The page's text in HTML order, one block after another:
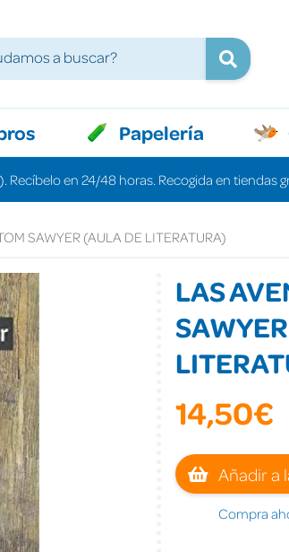
Papelería
en 24/48 horas. Recogida en tiendas
SAWYER (AULA DE LITERATURA)
LAS
14,50€
Añadir a
Compra